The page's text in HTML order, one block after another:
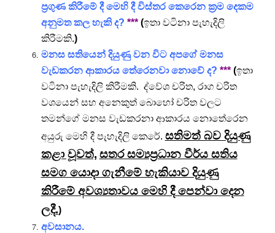
ප්‍රගුණ කිරීමේ දී මෙහි දී විස්තර කෙරෙන ක්‍රම දෙකම
අනුමත කල හැකි ද? *** (ඉතා වටිනා පැහැදිලි
කිරීමකි.)
මනස සතියෙන් දියුණු වන විට අපගේ මනස
වැඩකරන ආකාරය තේරෙනවා නොවේ ද? *** (ඉතා
වටිනා පැහැදිලි කිරීමකි. ද්වේශ චරිත, රාග චරිත
වශයෙන් සහ අනෙකුත් බොහෝ චරිත වලට
තමන්ගේ මනස වැඩකරනා ආකාරය නොතේරෙන
අයුරු මෙහි දී පැහැදිලි කෙරේ. සතිමත් බව දියුණු
කළා වූවත්, සතර සම්‍යප්‍රධාන වීර්ය සතිය
සමග යොදා ගැනීමේ හැකියාව දියුණු
කිරීමේ අවශ්‍යතාවය මෙහි දී පෙන්වා දෙන
ලදී.)
අවසානය.